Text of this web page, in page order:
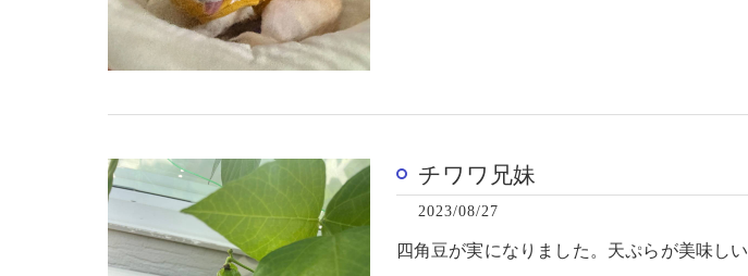
チワワ兄妹
2023/08/27
四角豆が実になりました。天ぷらが美味しい